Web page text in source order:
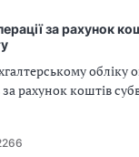
за рахунок
обліку
рахунок коштів